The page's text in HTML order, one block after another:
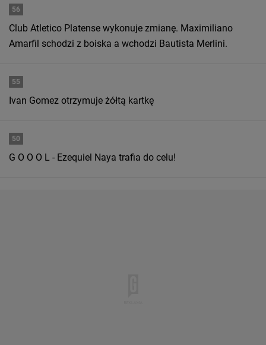
56
Club Atletico Platense wykonuje zmianę. Maximiliano
Amarfil schodzi z boiska a wchodzi Bautista Merlini.
55
Ivan Gomez otrzymuje żółtą kartkę
50
G O O O L - Ezequiel Naya trafia do celu!